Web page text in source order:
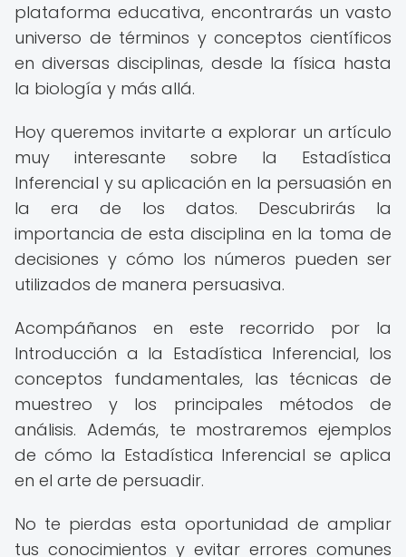
plataforma educativa, encontrarás un vasto
universo de términos y conceptos científicos
en diversas disciplinas, desde la física hasta
la biología y más allá.
Hoy queremos invitarte a explorar un artículo
muy interesante sobre la Estadística
Inferencial y su aplicación en la persuasión en
la era de los datos. Descubrirás la
importancia de esta disciplina en la toma de
decisiones y cómo los números pueden ser
utilizados de manera persuasiva.
Acompáñanos en este recorrido por la
Introducción a la Estadística Inferencial, los
conceptos fundamentales, las técnicas de
muestreo y los principales métodos de
análisis. Además, te mostraremos ejemplos
de cómo la Estadística Inferencial se aplica
en el arte de persuadir.
No te pierdas esta oportunidad de ampliar
tus conocimientos y evitar errores comunes